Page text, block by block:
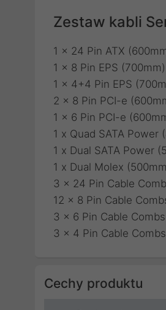
Zestaw kabli
1 x 24 Pin ATX
1 x 8 Pin EPS (700mm)
1 x 4+4 Pin EPS
2 x 8 Pin PCI-e
1 x 6 Pin PCI-e
1 x Quad SATA Power
1 x Dual SATA Power
1 x Dual Molex
3 x 24 Pin Cable
12 x 8 Pin Cable
3 x 6 Pin Cable Combs
3 x 4 Pin Cable Combs
Cechy produktu